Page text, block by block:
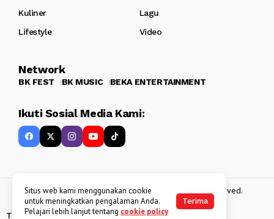
Kuliner
Lagu
Lifestyle
Video
Network
BK FEST BK MUSIC BEKA ENTERTAINMENT
Ikuti Sosial Media Kami:
Copyright 2013 - 2025BATAKKEREN . All rights reserved.
Tentang Kami Kebijakan Data Pribadi Disclaimer
Situs web kami menggunakan cookie
untuk meningkatkan pengalaman Anda.
Pelajari lebih lanjut tentang cookie policy
Terima